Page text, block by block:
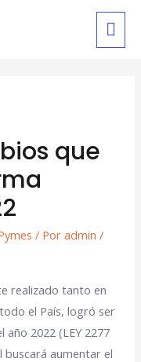
que
/ Poradmin /
realizado tanto en
el País, logró ser
2022 (LEY 2277
buscará aumentar el